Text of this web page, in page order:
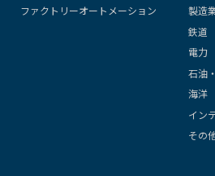
ファクトリーオートメーション
製造
鉄道
電力
石油
海洋
イン
その